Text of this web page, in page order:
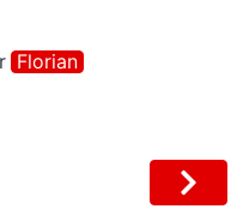
Florian